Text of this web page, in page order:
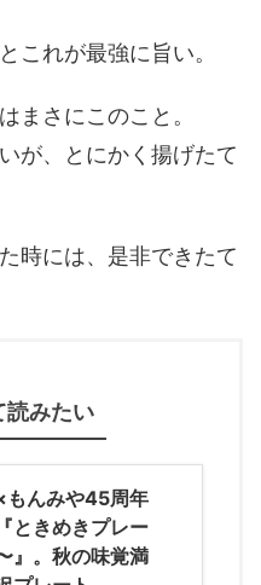
これが最強に旨い。
まさにこのこと。
が、とにかく揚げたて
時には、是非できたて
読みたい
もんみや45周年
ときめきプレー
』。秋の味覚満